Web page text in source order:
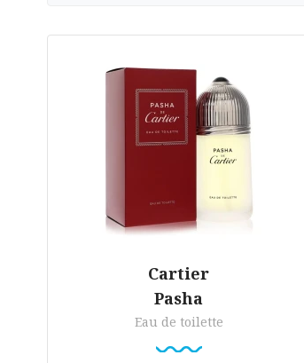
Cartier
Pasha
Eau de toilette